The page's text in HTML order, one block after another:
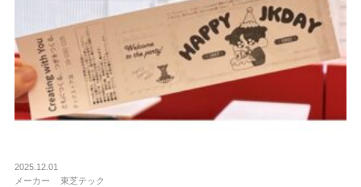
2025.12.01
メーカー
東芝テック